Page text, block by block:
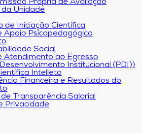
Própria de Avaliação
Unidade
de Iniciação Científica
Apoio Psicopedagógico
Social
Atendimento ao Egresso
Institucional (PDI))
Intelleto
Financeira e Resultados do
Transparência Salarial
Privacidade